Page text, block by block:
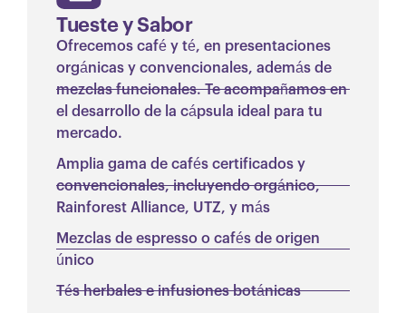
Tueste y Sabor
Ofrecemos café y té, en presentaciones
orgánicas y convencionales, además de
mezclas funcionales. Te acompañamos en
el desarrollo de la cápsula ideal para tu
mercado.
Amplia gama de cafés certificados y
convencionales, incluyendo orgánico,
Rainforest Alliance, UTZ, y más
Mezclas de espresso o cafés de origen
único
Tés herbales e infusiones botánicas